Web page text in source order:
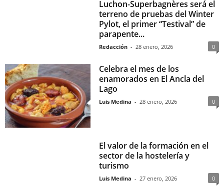
Luchon-Superbagnères será el
terreno de pruebas del Winter
Pylot, el primer “Testival” de
parapente...
Redacción - 28 enero, 2026 0
Celebra el mes de los
enamorados en El Ancla del
Lago
Luis Medina - 28 enero, 2026 0
El valor de la formación en el
sector de la hostelería y
turismo
Luis Medina - 27 enero, 2026 0